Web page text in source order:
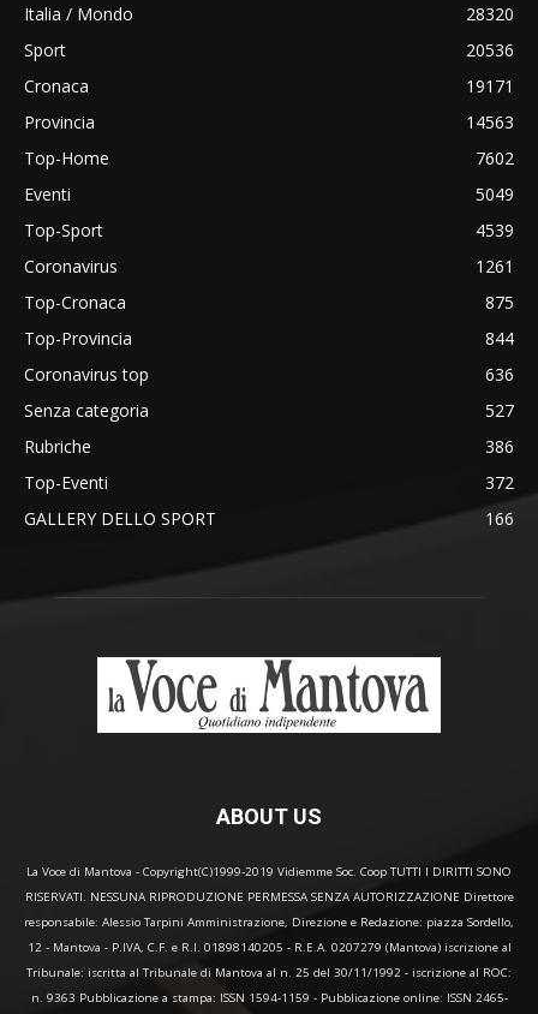
Italia / Mondo
28320
Sport
20536
Cronaca
19171
Provincia
14563
Top-Home
7602
Eventi
5049
Top-Sport
4539
Coronavirus
1261
Top-Cronaca
875
Top-Provincia
844
Coronavirus top
636
Senza categoria
527
Rubriche
386
Top-Eventi
372
GALLERY DELLO SPORT
166
ABOUT US
La Voce di Mantova - Copyright(C)1999-2019 Vidiemme Soc. Coop TUTTI I DIRITTI SONO
RISERVATI. NESSUNA RIPRODUZIONE PERMESSA SENZA AUTORIZZAZIONE Direttore
responsabile: Alessio Tarpini Amministrazione, Direzione e Redazione: piazza Sordello,
12 - Mantova - P.IVA, C.F. e R.I. 01898140205 - R.E.A. 0207279 (Mantova) iscrizione al
Tribunale: iscritta al Tribunale di Mantova al n. 25 del 30/11/1992 - iscrizione al ROC:
n. 9363 Pubblicazione a stampa: ISSN 1594-1159 - Pubblicazione online: ISSN 2465-